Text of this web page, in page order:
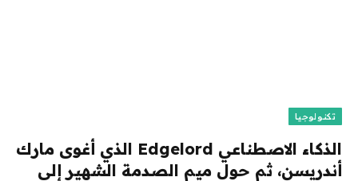
تكنولوجيا
الذكاء الاصطناعي Edgelord الذي أغوى مارك
أندريسن، ثم حول ميم الصدمة الشهير إلى